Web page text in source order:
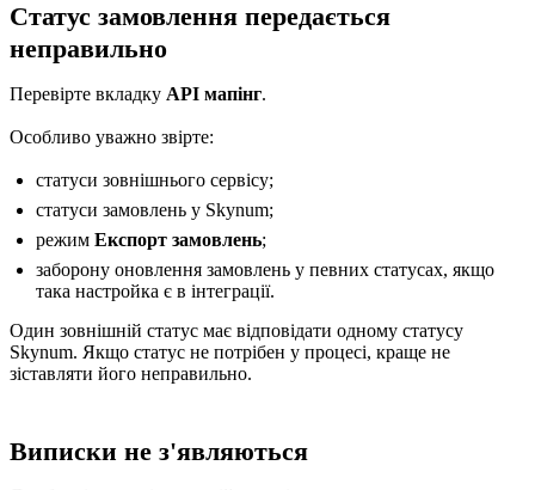
Статус замовлення передається
неправильно
Перевірте вкладку API мапінг.
Особливо уважно звірте:
статуси зовнішнього сервісу;
статуси замовлень у Skynum;
режим Експорт замовлень;
заборону оновлення замовлень у певних статусах, якщо
така настройка є в інтеграції.
Один зовнішній статус має відповідати одному статусу
Skynum. Якщо статус не потрібен у процесі, краще не
зіставляти його неправильно.
Виписки не з'являються